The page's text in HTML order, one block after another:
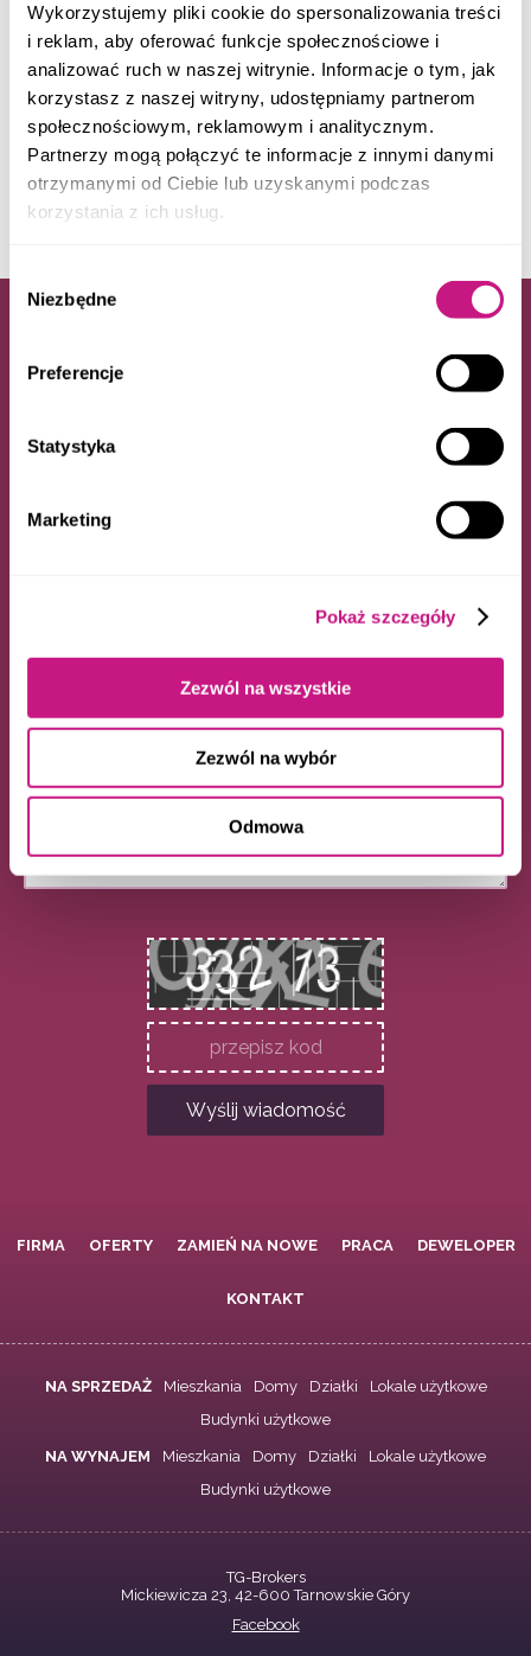
Wykorzystujemy pliki cookie do spersonalizowania treści
i reklam, aby oferować funkcje społecznościowe i
analizować ruch w naszej witrynie. Informacje o tym, jak
korzystasz z naszej witryny, udostępniamy partnerom
społecznościowym, reklamowym i analitycznym.
Partnerzy mogą połączyć te informacje z innymi danymi
otrzymanymi od Ciebie lub uzyskanymi podczas
korzystania z ich usług.
Wybór
zgody
Niezbędne
Preferencje
Statystyka
Marketing
Pokaż szczegóły
Zezwól na wszystkie
Zezwól na wybór
Odmowa
1 100 000PLN
TARNOWSKIE GÓRY
BUDYNEK UŻYTKOWY NA SPRZEDAŻ
Pow. 650
E-mail
Wiadomość
Wyślij wiadomość
FIRMA OFERTY ZAMIEŃ NA NOWE PRACA DEWELOPER
KONTAKT
NA SPRZEDAŻ Mieszkania Domy Działki
Lokale użytkowe
Budynki użytkowe
NA WYNAJEM Mieszkania Domy Działki
Lokale użytkowe
Budynki użytkowe
TG-Brokers
Mickiewicza 23, 42-600 Tarnowskie Góry
Facebook